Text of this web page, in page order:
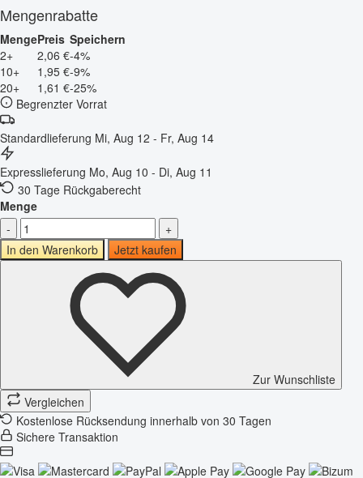
Mengenrabatte
MengePreis Speichern
2+
2,06 €-4%
10+
1,95 €-9%
20+
1,61 €-25%
Begrenzter Vorrat
Standardlieferung Mi, Aug 12 - Fr, Aug 14
Expresslieferung Mo, Aug 10 - Di, Aug 11
30 Tage Rückgaberecht
Menge
-
+
In den Warenkorb
Jetzt kaufen
Zur Wunschliste
Vergleichen
Kostenlose Rücksendung innerhalb von 30 Tagen
Sichere Transaktion